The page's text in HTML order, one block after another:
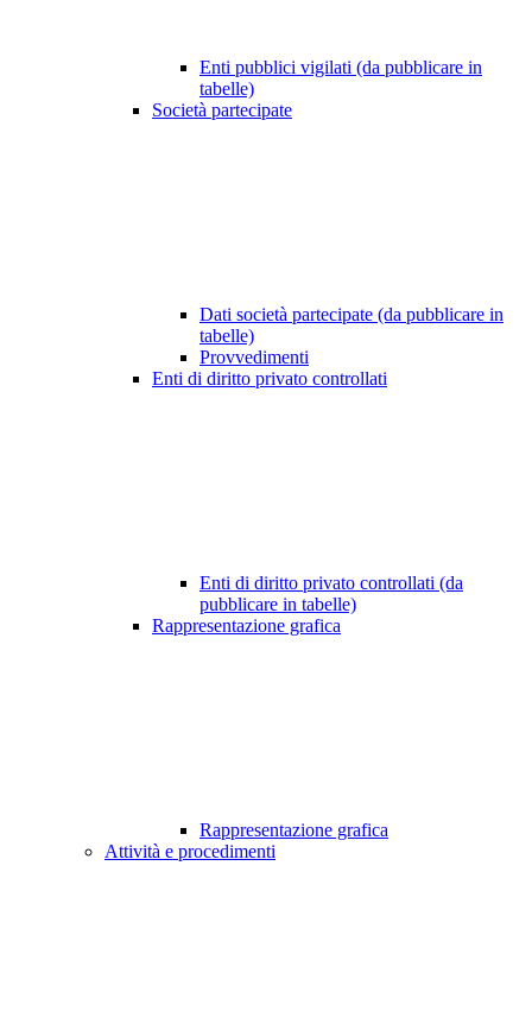
Enti pubblici vigilati (da pubblicare in
tabelle)
Società partecipate
Dati società partecipate (da pubblicare in
tabelle)
Provvedimenti
Enti di diritto privato controllati
Enti di diritto privato controllati (da
pubblicare in tabelle)
Rappresentazione grafica
Rappresentazione grafica
Attività e procedimenti